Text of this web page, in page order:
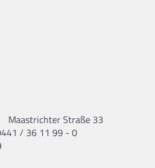
Maastrichter Straße 33
/ 36 11 99 - 0